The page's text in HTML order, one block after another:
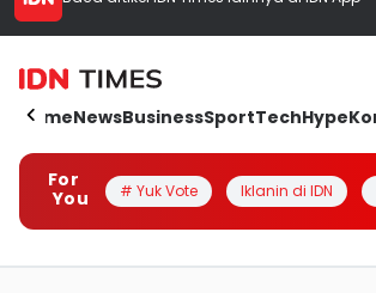
HomeNewsBusinessSportTechHype
For
You
# Yuk Vote Iklanin di IDN